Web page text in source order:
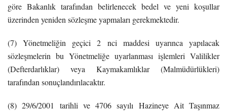
göre Bakanlık tarafından belirlenecek bedel ve yeni koşullar
üzerinden yeniden sözleşme yapmaları gerekmektedir.
(7) Yönetmeliğin geçici 2 nci maddesi uyarınca yapılacak
sözleşmelerin bu Yönetmeliğe uyarlanması işlemleri Valilikler
(Defterdarlıklar) veya Kaymakamlıklar (Malmüdürlükleri)
tarafından sonuçlandırılacaktır.
(8) 29/6/2001 tarihli ve 4706 sayılı Hazineye Ait Taşınmaz